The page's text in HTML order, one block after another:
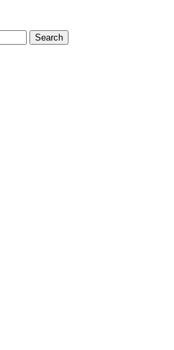
Search